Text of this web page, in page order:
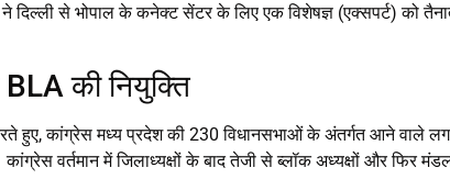
ने दिल्ली से भोपाल के कनेक्ट सेंटर के लिए एक विशेषज्ञ (एक्सपर्ट) को
की नियुक्ति
हुए, कांग्रेस मध्य प्रदेश की 230 विधानसभाओं के अंतर्गत आने वाले
वर्तमान में जिलाध्यक्षों के बाद तेजी से ब्लॉक अध्यक्षों और फिर